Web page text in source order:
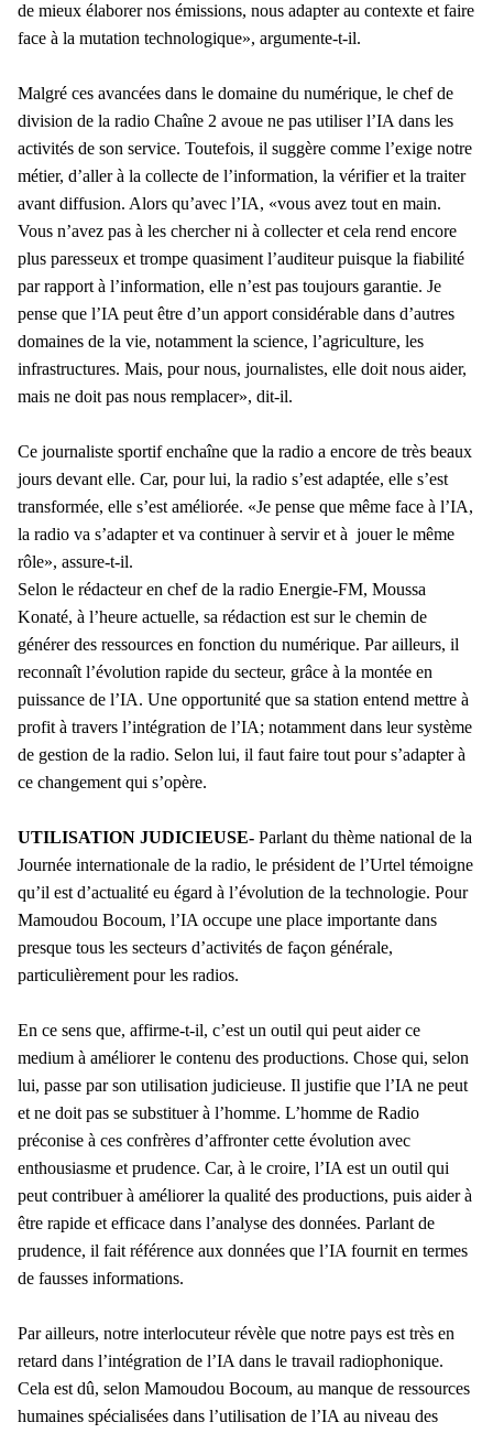
de mieux élaborer nos émissions, nous adapter au contexte et faire
face à la mutation technologique», argumente-t-il.
Malgré ces avancées dans le domaine du numérique, le chef de
division de la radio Chaîne 2 avoue ne pas utiliser l’IA dans les
activités de son service. Toutefois, il suggère comme l’exige notre
métier, d’aller à la collecte de l’information, la vérifier et la traiter
avant diffusion. Alors qu’avec l’IA, «vous avez tout en main.
Vous n’avez pas à les chercher ni à collecter et cela rend encore
plus paresseux et trompe quasiment l’auditeur puisque la fiabilité
par rapport à l’information, elle n’est pas toujours garantie. Je
pense que l’IA peut être d’un apport considérable dans d’autres
domaines de la vie, notamment la science, l’agriculture, les
infrastructures. Mais, pour nous, journalistes, elle doit nous aider,
mais ne doit pas nous remplacer», dit-il.
Ce journaliste sportif enchaîne que la radio a encore de très beaux
jours devant elle. Car, pour lui, la radio s’est adaptée, elle s’est
transformée, elle s’est améliorée. «Je pense que même face à l’IA,
la radio va s’adapter et va continuer à servir et à jouer le même
rôle», assure-t-il.
Selon le rédacteur en chef de la radio Energie-FM, Moussa
Konaté, à l’heure actuelle, sa rédaction est sur le chemin de
générer des ressources en fonction du numérique. Par ailleurs, il
reconnaît l’évolution rapide du secteur, grâce à la montée en
puissance de l’IA. Une opportunité que sa station entend mettre à
profit à travers l’intégration de l’IA; notamment dans leur système
de gestion de la radio. Selon lui, il faut faire tout pour s’adapter à
ce changement qui s’opère.
UTILISATION JUDICIEUSE- Parlant du thème national de la
Journée internationale de la radio, le président de l’Urtel témoigne
qu’il est d’actualité eu égard à l’évolution de la technologie. Pour
Mamoudou Bocoum, l’IA occupe une place importante dans
presque tous les secteurs d’activités de façon générale,
particulièrement pour les radios.
En ce sens que, affirme-t-il, c’est un outil qui peut aider ce
medium à améliorer le contenu des productions. Chose qui, selon
lui, passe par son utilisation judicieuse. Il justifie que l’IA ne peut
et ne doit pas se substituer à l’homme. L’homme de Radio
préconise à ces confrères d’affronter cette évolution avec
enthousiasme et prudence. Car, à le croire, l’IA est un outil qui
peut contribuer à améliorer la qualité des productions, puis aider à
être rapide et efficace dans l’analyse des données. Parlant de
prudence, il fait référence aux données que l’IA fournit en termes
de fausses informations.
Par ailleurs, notre interlocuteur révèle que notre pays est très en
retard dans l’intégration de l’IA dans le travail radiophonique.
Cela est dû, selon Mamoudou Bocoum, au manque de ressources
humaines spécialisées dans l’utilisation de l’IA au niveau des